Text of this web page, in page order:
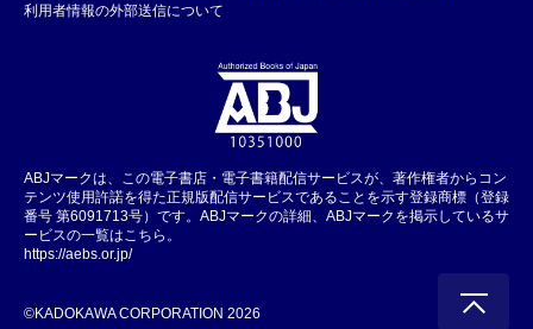
利用者情報の外部送信について
ABJマークは、この電子書店・電子書籍配信サービスが、著作権者からコン
テンツ使用許諾を得た正規版配信サービスであることを示す登録商標（登録
番号 第6091713号）です。ABJマークの詳細、ABJマークを掲示しているサ
ービスの一覧はこちら。
https://aebs.or.jp/
©KADOKAWA CORPORATION 2026